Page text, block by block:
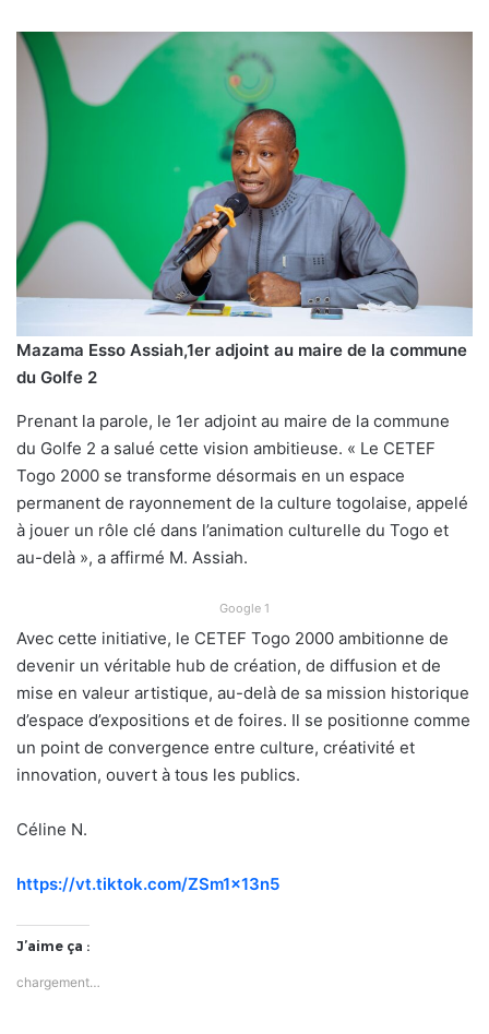
Mazama Esso Assiah,1er adjoint au maire de la commune
du Golfe 2
Prenant la parole, le 1er adjoint au maire de la commune
du Golfe 2 a salué cette vision ambitieuse. « Le CETEF
Togo 2000 se transforme désormais en un espace
permanent de rayonnement de la culture togolaise, appelé
à jouer un rôle clé dans l’animation culturelle du Togo et
au-delà », a affirmé M. Assiah.
Google 1
Avec cette initiative, le CETEF Togo 2000 ambitionne de
devenir un véritable hub de création, de diffusion et de
mise en valeur artistique, au-delà de sa mission historique
d’espace d’expositions et de foires. Il se positionne comme
un point de convergence entre culture, créativité et
innovation, ouvert à tous les publics.
Céline N.
https://vt.tiktok.com/ZSm1x13n5
J’aime ça :
chargement…